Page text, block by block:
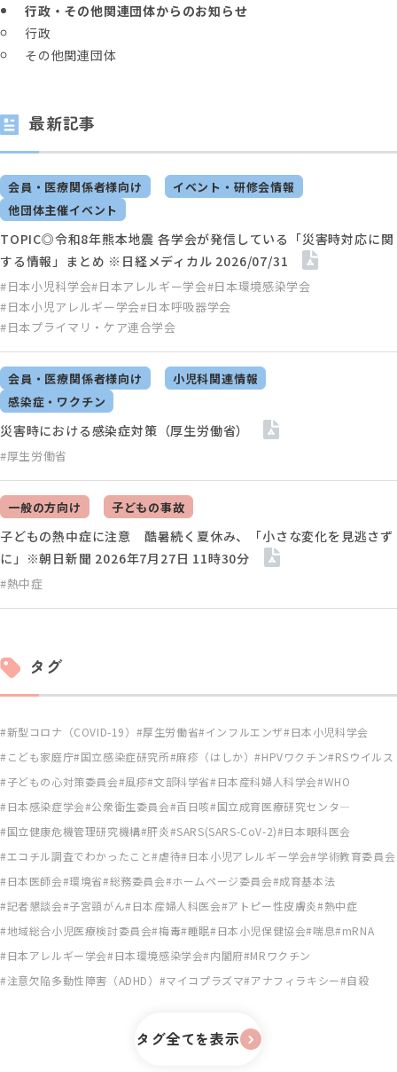
行政・その他関連団体からのお知らせ
行政
その他関連団体
最新記事
会員・医療関係者様向け
イベント・研修会情報
他団体主催イベント
#日本小児科学会#日本アレルギー学会#日本環境感染学会
#日本小児アレルギー学会#日本呼吸器学会
#日本プライマリ・ケア連合学会
TOPIC◎令和8年熊本地震 各学会が発信している「災害時対応に関
する情報」まとめ ※日経メディカル 2026/07/31
会員・医療関係者様向け
小児科関連情報
感染症・ワクチン
#厚生労働省
災害時における感染症対策（厚生労働省）
一般の方向け 子どもの事故
#熱中症
子どもの熱中症に注意 酷暑続く夏休み、「小さな変化を見逃さず
に」※朝日新聞 2026年7月27日 11時30分
タグ
新型コロナ（COVID-19） 厚生労働省 インフルエンザ 日本小児科学会
こども家庭庁 国立感染症研究所 麻疹（はしか） HPVワクチン RSウイルス
子どもの心対策委員会 風疹 文部科学省 日本産科婦人科学会 WHO
日本感染症学会 公衆衛生委員会 百日咳 国立成育医療研究センタ―
国立健康危機管理研究機構 肝炎 SARS(SARS-CoV-2)
日本眼科医会
エコチル調査でわかったこと 虐待 日本小児アレルギー学会 学術教育委員会
日本医師会 環境省 総務委員会 ホームページ委員会 成育基本法
記者懇談会 子宮頸がん 日本産婦人科医会 アトピー性皮膚炎 熱中症
地域総合小児医療検討委員会 梅毒 睡眠 日本小児保健協会 喘息 mRNA
日本アレルギー学会 日本環境感染学会 内閣府 MRワクチン
注意欠陥多動性障害（ADHD）
マイコプラズマ アナフィラキシー 自殺
タグ全てを表示